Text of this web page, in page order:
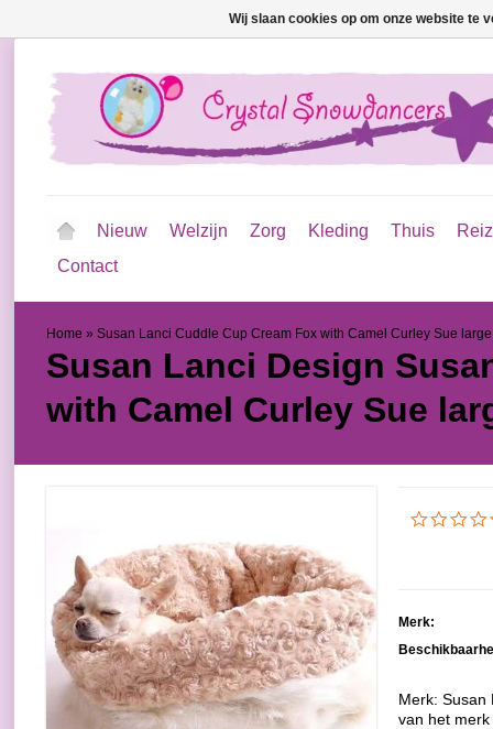
Nieuw Welzijn Zorg Kleding Thuis
Contact
Home » Susan Lanci Cuddle Cup Cream Fox with Camel Curley Sue large
Susan Lanci Design
with Camel Curley Sue
Merk:
Merk: Susan
van het
Wij slaan cookies op om onze website te